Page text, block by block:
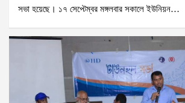
সভা হয়েছে। ১৭ সেপ্টেম্বর মঙ্গলবার সকালে ইউনিয়ন…